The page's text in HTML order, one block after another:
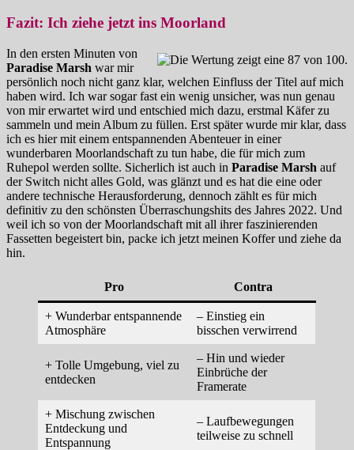
Fazit: Ich ziehe jetzt ins Moorland
In den ersten Minuten von
Paradise Marsh war mir
persönlich noch nicht ganz klar, welchen Einfluss der Titel auf mich
haben wird. Ich war sogar fast ein wenig unsicher, was nun genau
von mir erwartet wird und entschied mich dazu, erstmal Käfer zu
sammeln und mein Album zu füllen. Erst später wurde mir klar, dass
ich es hier mit einem entspannenden Abenteuer in einer
wunderbaren Moorlandschaft zu tun habe, die für mich zum
Ruhepol werden sollte. Sicherlich ist auch in Paradise Marsh auf
der Switch nicht alles Gold, was glänzt und es hat die eine oder
andere technische Herausforderung, dennoch zählt es für mich
definitiv zu den schönsten Überraschungshits des Jahres 2022. Und
weil ich so von der Moorlandschaft mit all ihrer faszinierenden
Fassetten begeistert bin, packe ich jetzt meinen Koffer und ziehe da
hin.
Pro Contra
+ Wunderbar entspannende
Atmosphäre
– Einstieg ein
bisschen verwirrend
+ Tolle Umgebung, viel zu
entdecken
– Hin und wieder
Einbrüche der
Framerate
+ Mischung zwischen
Entdeckung und
Entspannung
– Laufbewegungen
teilweise zu schnell